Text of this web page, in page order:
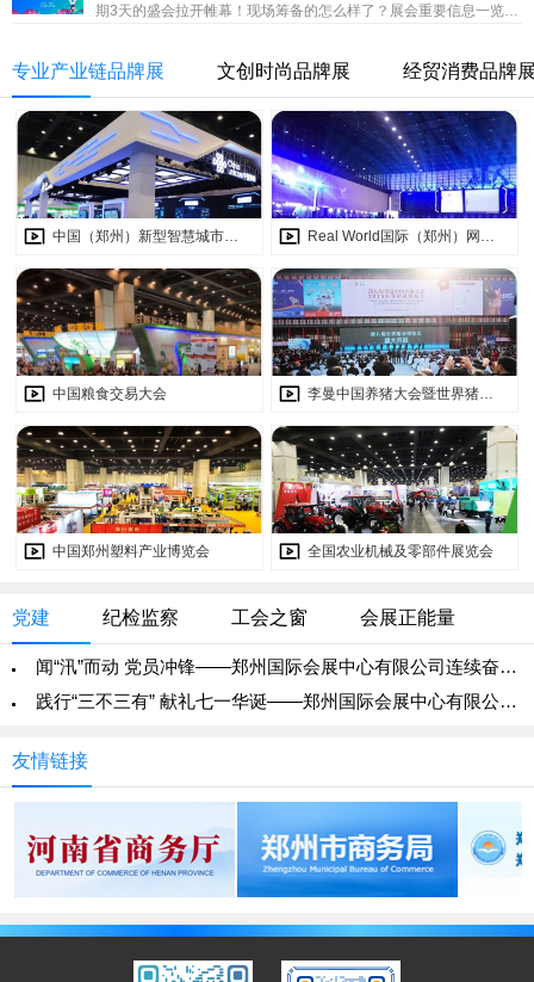
期3天的盛会拉开帷幕！现场筹备的怎么样了？展会重要信息一览，
乐展识别二维码 预约参观提前领取门票，现场快捷入场参观时间7月
7日 （星期二）09:00-17:007月8日 （星期三）09:00-17:007月9日
车站抵达1.郑州火车站西广场乘坐地铁1号线，郑...
专业产业链品牌展 文创时尚品牌展 经贸消费品牌
中国粮食交易大会
中国郑州塑料产业博览会 全国农业机械及零部件展览会
党建 纪检监察 工会之窗 会展正能量
闻“汛”而动 党员冲锋——郑州国际会展中心有限公司连续奋战应对汛期极端暴雨
践行“三不三有” 献礼七一华诞——郑州国际会展中心有限公司第二、四党支部开展党员志愿服务
友情链接